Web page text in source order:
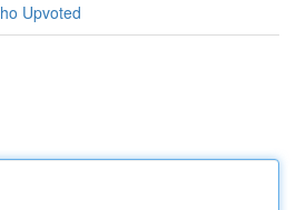
Upvoted